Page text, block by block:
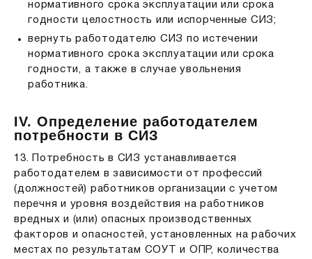
нормативного срока эксплуатации или срока
годности целостность или испорченные СИЗ;
вернуть работодателю СИЗ по истечении
нормативного срока эксплуатации или срока
годности, а также в случае увольнения
работника.
IV. Определение работодателем
потребности в СИЗ
13. Потребность в СИЗ устанавливается
работодателем в зависимости от профессий
(должностей) работников организации с учетом
перечня и уровня воздействия на работников
вредных и (или) опасных производственных
факторов и опасностей, установленных на рабочих
местах по результатам СОУТ и ОПР, количества